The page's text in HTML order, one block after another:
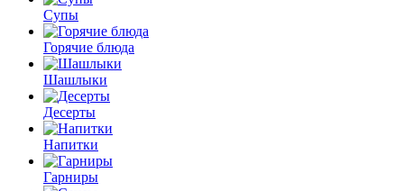
Супы
Горячие блюда
Шашлыки
Десерты
Напитки
Гарниры